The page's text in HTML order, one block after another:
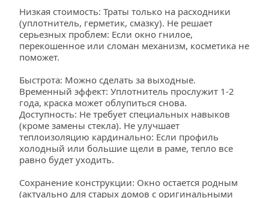
Низкая стоимость: Траты только на расходники
(уплотнитель, герметик, смазку). Не решает
серьезных проблем: Если окно гнилое,
перекошенное или сломан механизм, косметика не
поможет.
Быстрота: Можно сделать за выходные.
Временный эффект: Уплотнитель прослужит 1-2
года, краска может облупиться снова.
Доступность: Не требует специальных навыков
(кроме замены стекла). Не улучшает
теплоизоляцию кардинально: Если профиль
холодный или большие щели в раме, тепло все
равно будет уходить.
Сохранение конструкции: Окно остается родным
(актуально для старых домов с оригинальными